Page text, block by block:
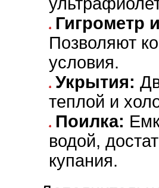
Гигрометр
Позволяют
условия.
Укрытия:
теплой и
Поилка:
водой,
купания.